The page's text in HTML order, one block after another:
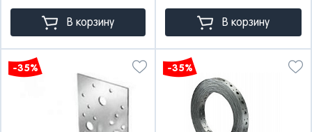
В корзину В корзину
-35% -35%